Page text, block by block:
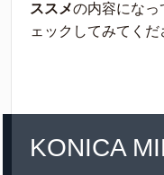
ススメの内容になっ
ェックしてみてくだ
KONICA